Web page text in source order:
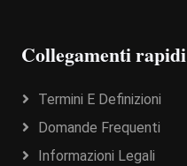
Collegamenti rapidi
Termini E Definizioni
Domande Frequenti
Informazioni Legali